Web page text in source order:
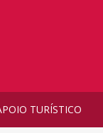
TURÍSTICO